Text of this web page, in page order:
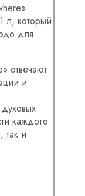
л, который
для
отвечают
и
каждого
так и